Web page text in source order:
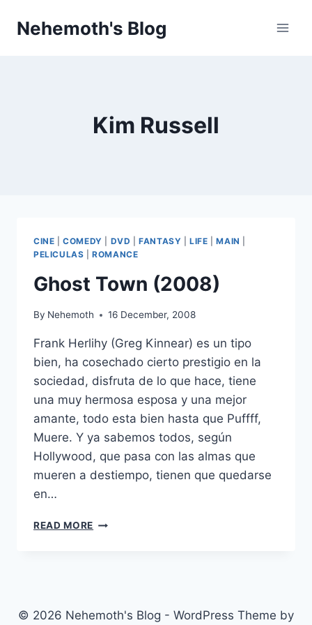
Nehemoth's Blog
Kim Russell
CINE |COMEDY DVD |FANTASY |LIFE |MAIN
PELICULAS |ROMANCE
Ghost Town (2008)
By Nehemoth 16 December, 2008
Frank Herlihy (Greg Kinnear) es un tipo
bien, ha cosechado cierto prestigio en la
sociedad, disfruta de lo que hace, tiene
una muy hermosa esposa y una mejor
amante, todo esta bien hasta que Puffff,
Muere. Y ya sabemos todos, según
Hollywood, que pasa con las almas que
mueren a destiempo, tienen que quedarse
en…
READ MORE GHOST
© 2026 Nehemoth's Blog - WordPress Theme by